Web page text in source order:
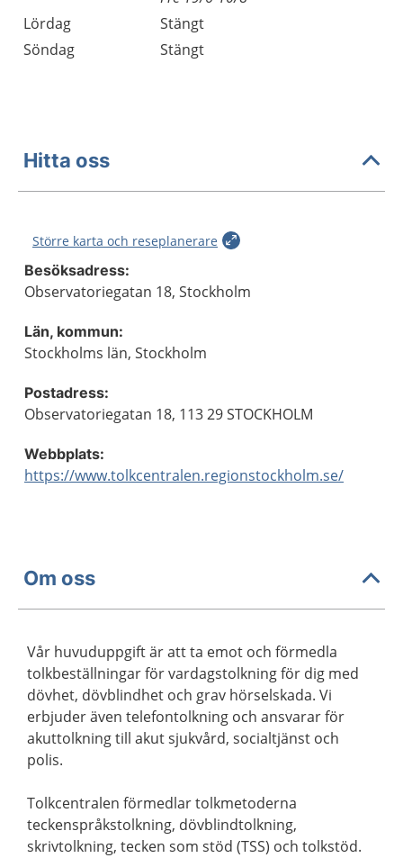
Lördag
Stängt
Söndag
Stängt
Hitta oss
Större karta och reseplanerare
Besöksadress:
Observatoriegatan 18, Stockholm
Län, kommun:
Stockholms län, Stockholm
Postadress:
Observatoriegatan 18, 113 29 STOCKHOLM
Webbplats:
https://www.tolkcentralen.regionstockholm.se/
Om oss
Vår huvuduppgift är att ta emot och förmedla
tolkbeställningar för vardagstolkning för dig med
dövhet, dövblindhet och grav hörselskada. Vi
erbjuder även telefontolkning och ansvarar för
akuttolkning till akut sjukvård, socialtjänst och
polis.
Tolkcentralen förmedlar tolkmetoderna
teckenspråkstolkning, dövblindtolkning,
skrivtolkning, tecken som stöd (TSS) och tolkstöd.